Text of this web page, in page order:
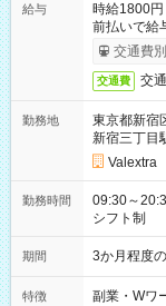
給与
時給1800
前払いで給
交通費
交通費 交
勤務地
東京都新宿
新宿三丁目
Valextra
勤務時間
09:30～20:30 実働7.5時間／休憩1.5時間 営業時間に
シフト制
期間 3か月程度
特徴 副業・Wワ